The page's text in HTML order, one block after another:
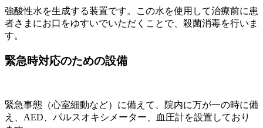
強酸性水を生成する装置です。この水を使用して治療前に患
者さまにお口をゆすいでいただくことで、殺菌消毒を行いま
す。
緊急時対応のための設備
緊急事態（心室細動など）に備えて、院内に万が一の時に備
え、AED、パルスオキシメーター、血圧計を設置しており